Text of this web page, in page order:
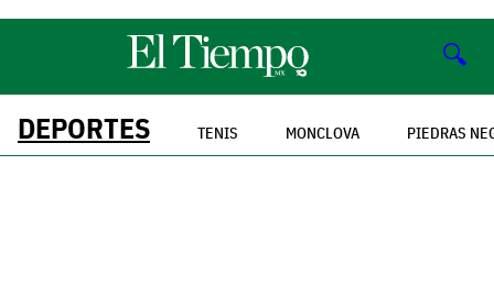
🔍
DEPORTES TENIS MONCLOVA PIEDRAS